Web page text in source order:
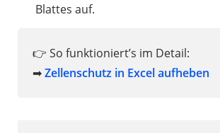
Blattes auf.
👉 So funktioniert’s im Detail:
➡Zellenschutz in Excel aufheben